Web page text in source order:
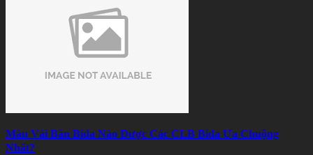
Màu Vải Bàn Bida Nào Được Các CLB Bida Ưa Chuộng
Nhất?